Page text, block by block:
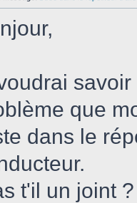
que
dans le
t'il un joint